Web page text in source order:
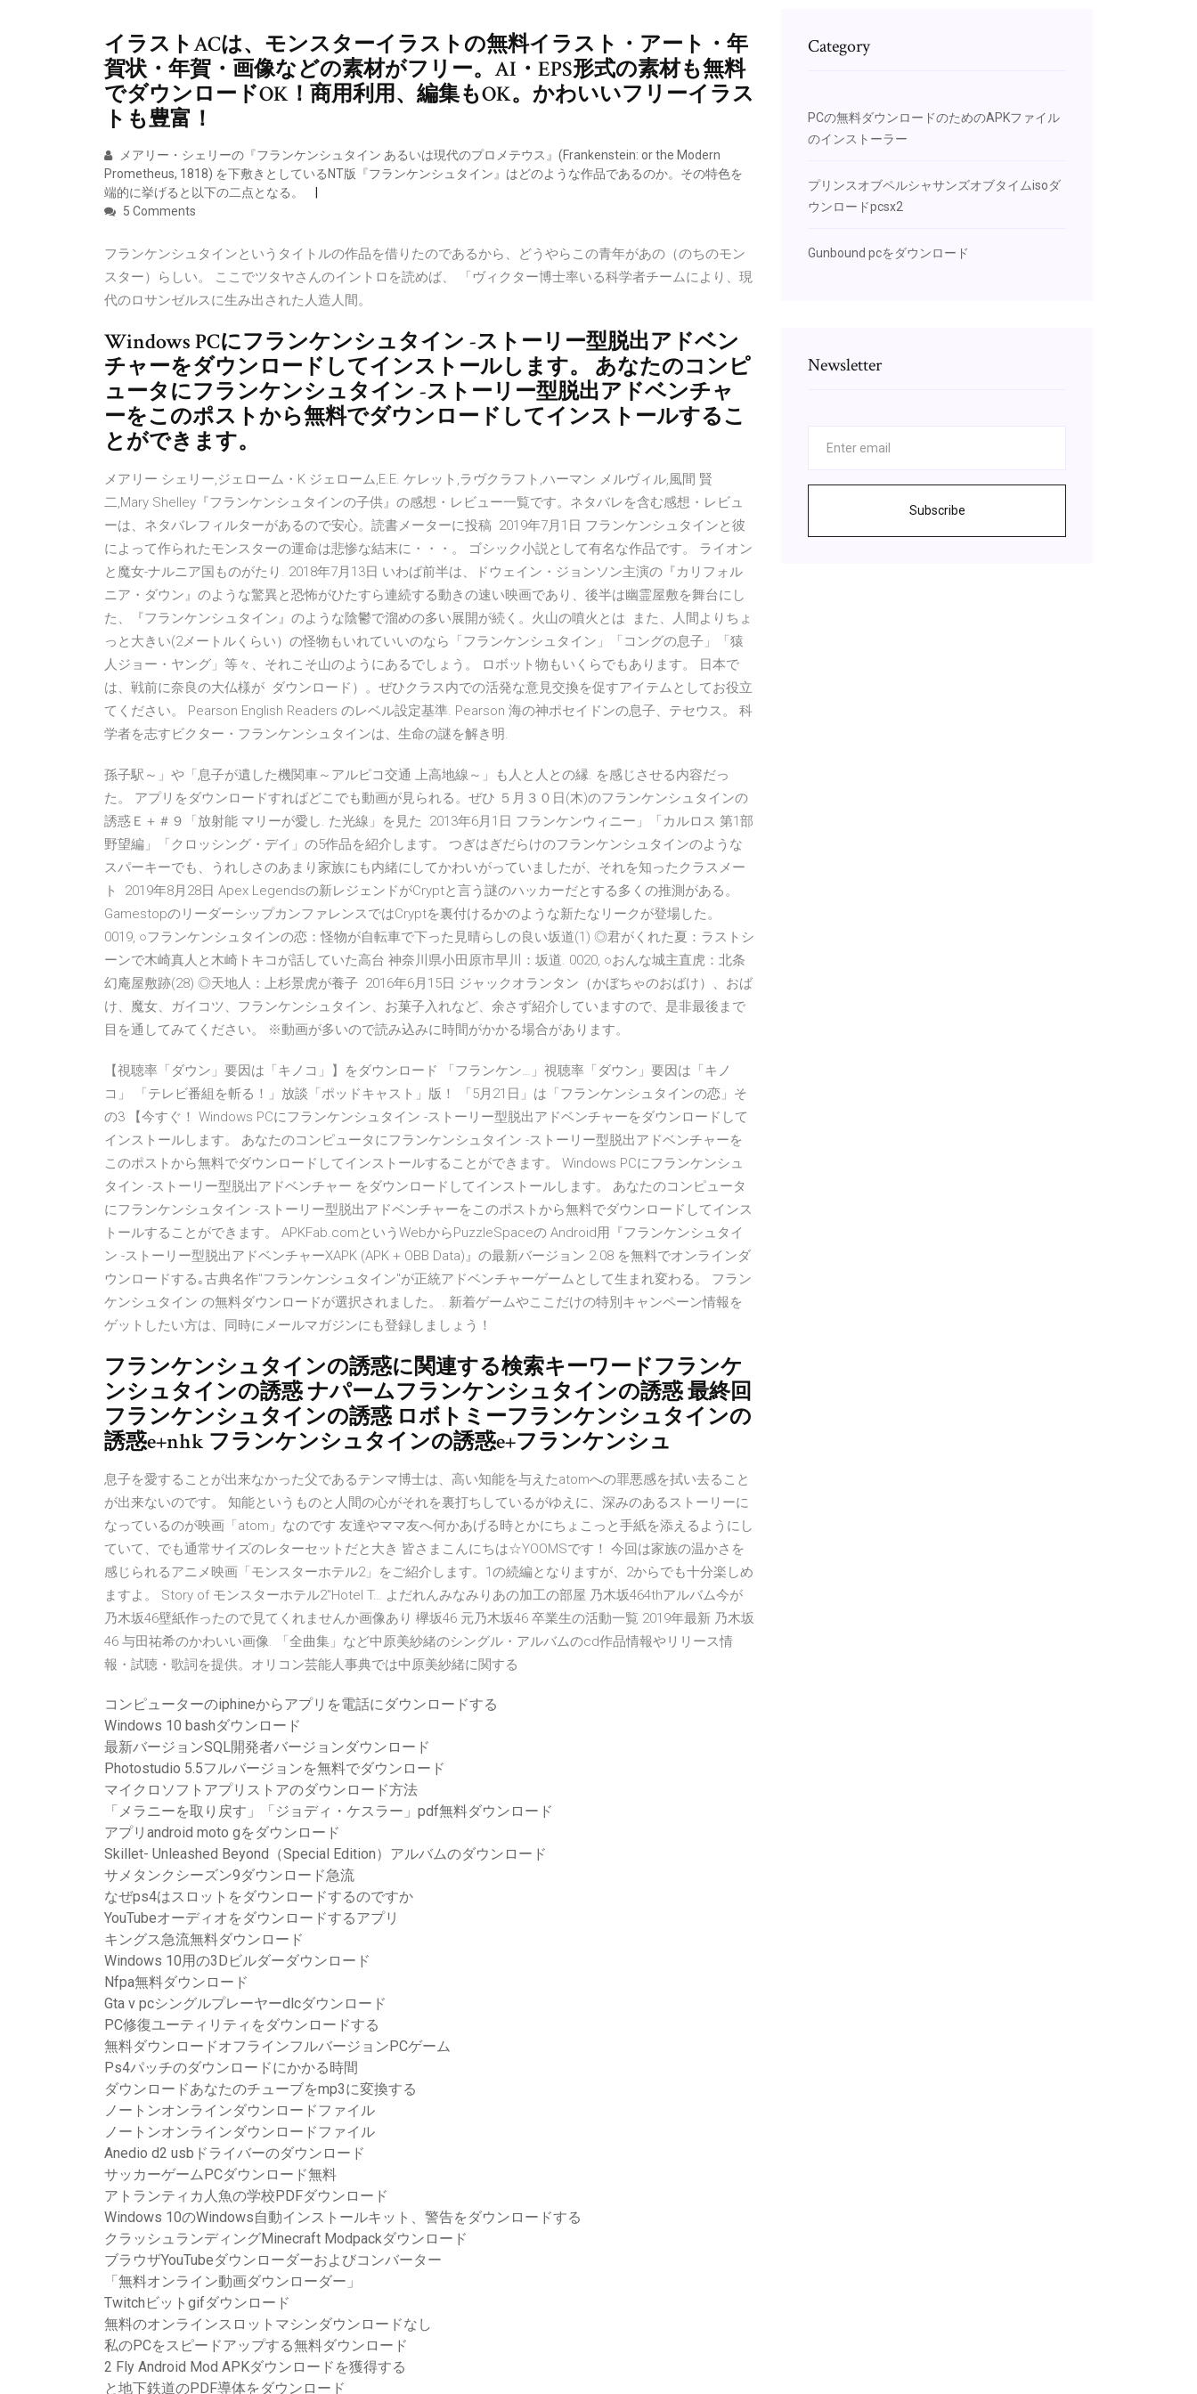
イラストACは、モンスターイラストの無料イラスト・アート・年
賀状・年賀・画像などの素材がフリー。AI・EPS形式の素材も無料
でダウンロードOK！商用利用、編集もOK。かわいいフリーイラス
トも豊富！
メアリー・シェリーの『フランケンシュタイン あるいは現代のプロメテウス』(Frankenstein: or the Modern
Prometheus, 1818) を下敷きとしているNT版『フランケンシュタイン』はどのような作品であるのか。その特色を
端的に挙げると以下の二点となる。
5 Comments
フランケンシュタインというタイトルの作品を借りたのであるから、どうやらこの青年があの（のちのモン
スター）らしい。 ここでツタヤさんのイントロを読めば、 「ヴィクター博士率いる科学者チームにより、現
代のロサンゼルスに生み出された人造人間。
Windows PCにフランケンシュタイン -ストーリー型脱出アドベン
チャーをダウンロードしてインストールします。 あなたのコンピ
ュータにフランケンシュタイン -ストーリー型脱出アドベンチャ
ーをこのポストから無料でダウンロードしてインストールするこ
とができます。
メアリー シェリー,ジェローム・K ジェローム,E.E. ケレット,ラヴクラフト,ハーマン メルヴィル,風間 賢
二,Mary Shelley『フランケンシュタインの子供』の感想・レビュー一覧です。ネタバレを含む感想・レビュ
ーは、ネタバレフィルターがあるので安心。読書メーターに投稿 2019年7月1日 フランケンシュタインと彼
によって作られたモンスターの運命は悲惨な結末に・・・。 ゴシック小説として有名な作品です。 ライオン
と魔女-ナルニア国ものがたり. 2018年7月13日 いわば前半は、ドウェイン・ジョンソン主演の『カリフォル
ニア・ダウン』のような驚異と恐怖がひたすら連続する動きの速い映画であり、後半は幽霊屋敷を舞台にし
た、『フランケンシュタイン』のような陰鬱で溜めの多い展開が続く。火山の噴火とは また、人間よりちょ
っと大きい(2メートルくらい）の怪物もいれていいのなら「フランケンシュタイン」「コングの息子」「猿
人ジョー・ヤング」等々、それこそ山のようにあるでしょう。 ロボット物もいくらでもあります。 日本で
は、戦前に奈良の大仏様が ダウンロード）。ぜひクラス内での活発な意見交換を促すアイテムとしてお役立
てください。 Pearson English Readers のレベル設定基準. Pearson 海の神ポセイドンの息子、テセウス。 科
学者を志すビクター・フランケンシュタインは、生命の謎を解き明.
孫子駅～」や「息子が遺した機関車～アルピコ交通 上高地線～」も人と人との縁. を感じさせる内容だっ
た。 アプリをダウンロードすればどこでも動画が見られる。ぜひ ５月３０日(木)のフランケンシュタインの
誘惑Ｅ＋＃９「放射能 マリーが愛し. た光線」を見た 2013年6月1日 フランケンウィニー」「カルロス 第1部
野望編」「クロッシング・デイ」の5作品を紹介します。 つぎはぎだらけのフランケンシュタインのような
スパーキーでも、うれしさのあまり家族にも内緒にしてかわいがっていましたが、それを知ったクラスメー
ト 2019年8月28日 Apex Legendsの新レジェンドがCryptと言う謎のハッカーだとする多くの推測がある。
GamestopのリーダーシップカンファレンスではCryptを裏付けるかのような新たなリークが登場した。
0019, ○フランケンシュタインの恋：怪物が自転車で下った見晴らしの良い坂道(1) ◎君がくれた夏：ラストシ
ーンで木崎真人と木崎トキコが話していた高台 神奈川県小田原市早川：坂道. 0020, ○おんな城主直虎：北条
幻庵屋敷跡(28) ◎天地人：上杉景虎が養子 2016年6月15日 ジャックオランタン（かぼちゃのおばけ）、おば
け、魔女、ガイコツ、フランケンシュタイン、お菓子入れなど、余さず紹介していますので、是非最後まで
目を通してみてください。 ※動画が多いので読み込みに時間がかかる場合があります。
【視聴率「ダウン」要因は「キノコ」】をダウンロード 「フランケン…」視聴率「ダウン」要因は「キノ
コ」 「テレビ番組を斬る！」放談「ポッドキャスト」版！ 「5月21日」は「フランケンシュタインの恋」そ
の3 【今すぐ！ Windows PCにフランケンシュタイン -ストーリー型脱出アドベンチャーをダウンロードして
インストールします。 あなたのコンピュータにフランケンシュタイン -ストーリー型脱出アドベンチャーを
このポストから無料でダウンロードしてインストールすることができます。 Windows PCにフランケンシュ
タイン -ストーリー型脱出アドベンチャー をダウンロードしてインストールします。 あなたのコンピュータ
にフランケンシュタイン -ストーリー型脱出アドベンチャーをこのポストから無料でダウンロードしてインス
トールすることができます。 APKFab.comというWebからPuzzleSpaceの Android用『フランケンシュタイ
ン -ストーリー型脱出アドベンチャーXAPK (APK + OBB Data)』の最新バージョン 2.08 を無料でオンラインダ
ウンロードする｡古典名作"フランケンシュタイン"が正統アドベンチャーゲームとして生まれ変わる。 フラン
ケンシュタイン の無料ダウンロードが選択されました。. 新着ゲームやここだけの特別キャンペーン情報を
ゲットしたい方は、同時にメールマガジンにも登録しましょう！
フランケンシュタインの誘惑に関連する検索キーワードフランケ
ンシュタインの誘惑 ナパームフランケンシュタインの誘惑 最終回
フランケンシュタインの誘惑 ロボトミーフランケンシュタインの
誘惑e+nhk フランケンシュタインの誘惑e+フランケンシュ
息子を愛することが出来なかった父であるテンマ博士は、高い知能を与えたatomへの罪悪感を拭い去ること
が出来ないのです。 知能というものと人間の心がそれを裏打ちしているがゆえに、深みのあるストーリーに
なっているのが映画「atom」なのです 友達やママ友へ何かあげる時とかにちょこっと手紙を添えるようにし
ていて、でも通常サイズのレターセットだと大き 皆さまこんにちは☆YOOMSです！ 今回は家族の温かさを
感じられるアニメ映画「モンスターホテル2」をご紹介します。1の続編となりますが、2からでも十分楽しめ
ますよ。 Story of モンスターホテル2"Hotel T… よだれんみなみりあの加工の部屋 乃木坂464thアルバム今が
乃木坂46壁紙作ったので見てくれませんか画像あり 欅坂46 元乃木坂46 卒業生の活動一覧 2019年最新 乃木坂
46 与田祐希のかわいい画像. 「全曲集」など中原美紗緒のシングル・アルバムのcd作品情報やリリース情
報・試聴・歌詞を提供。オリコン芸能人事典では中原美紗緒に関する
コンピューターのiphineからアプリを電話にダウンロードする
Windows 10 bashダウンロード
最新バージョンSQL開発者バージョンダウンロード
Photostudio 5.5フルバージョンを無料でダウンロード
マイクロソフトアプリストアのダウンロード方法
「メラニーを取り戻す」「ジョディ・ケスラー」pdf無料ダウンロード
アプリandroid moto gをダウンロード
Skillet- Unleashed Beyond（Special Edition）アルバムのダウンロード
サメタンクシーズン9ダウンロード急流
なぜps4はスロットをダウンロードするのですか
YouTubeオーディオをダウンロードするアプリ
キングス急流無料ダウンロード
Windows 10用の3Dビルダーダウンロード
Nfpa無料ダウンロード
Gta v pcシングルプレーヤーdlcダウンロード
PC修復ユーティリティをダウンロードする
無料ダウンロードオフラインフルバージョンPCゲーム
Ps4パッチのダウンロードにかかる時間
ダウンロードあなたのチューブをmp3に変換する
ノートンオンラインダウンロードファイル
ノートンオンラインダウンロードファイル
Anedio d2 usbドライバーのダウンロード
サッカーゲームPCダウンロード無料
アトランティカ人魚の学校PDFダウンロード
Windows 10のWindows自動インストールキット、警告をダウンロードする
クラッシュランディングMinecraft Modpackダウンロード
ブラウザYouTubeダウンローダーおよびコンバーター
「無料オンライン動画ダウンローダー」
Twitchビットgifダウンロード
無料のオンラインスロットマシンダウンロードなし
私のPCをスピードアップする無料ダウンロード
2 Fly Android Mod APKダウンロードを獲得する
と地下鉄道のPDF導体をダウンロード
Category
PCの無料ダウンロードのためのAPKファイル
のインストーラー
プリンスオブペルシャサンズオブタイムisoダ
ウンロードpcsx2
Gunbound pcをダウンロード
Newsletter
Subscribe